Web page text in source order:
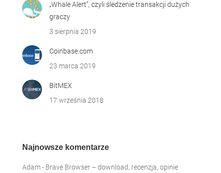
„Whale Alert”, czyli śledzenie transakcji dużych
graczy
3 sierpnia 2019
Coinbase.com
23 marca 2019
BitMEX
17 września 2018
Najnowsze komentarze
Adam- Brave Browser – download, recenzja, opinie